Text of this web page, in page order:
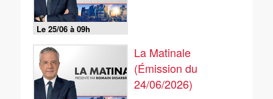
Le 25/06 à 09h
La Matinale
(Émission du
24/06/2026)